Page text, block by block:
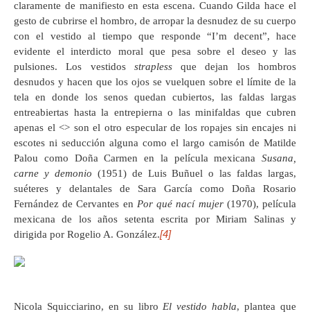
claramente de manifiesto en esta escena. Cuando Gilda hace el
gesto de cubrirse el hombro, de arropar la desnudez de su cuerpo
con el vestido al tiempo que responde “I’m decent”, hace
evidente el interdicto moral que pesa sobre el deseo y las
pulsiones. Los vestidos straplessque dejan los hombros
desnudos y hacen que los ojos se vuelquen sobre el límite de la
tela en donde los senos quedan cubiertos, las faldas largas
entreabiertas hasta la entrepierna o las minifaldas que cubren
apenas el <> son el otro especular de los ropajes sin encajes ni
escotes ni seducción alguna como el largo camisón de Matilde
Palou como Doña Carmen en la película mexicana Susana,
carne y demonio (1951) de Luis Buñuel o las faldas largas,
suéteres y delantales de Sara García como Doña Rosario
Fernández de Cervantes en Por qué nací mujer (1970), película
mexicana de los años setenta escrita por Miriam Salinas y
dirigida por Rogelio A. González.[4]
Nicola Squicciarino, en su libroEl vestido habla, plantea que